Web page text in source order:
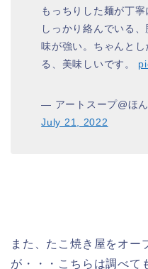
もっちりした麺が丁
しっかり絡んでいる
味が強い。ちゃんと
る、美味しいです。
— アートスープ@ほ
July 21, 2022
また、たこ焼き屋をオー
が・・・こちらは調べて